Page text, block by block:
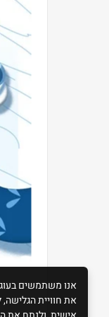
אנו משתמשים
את חוויית